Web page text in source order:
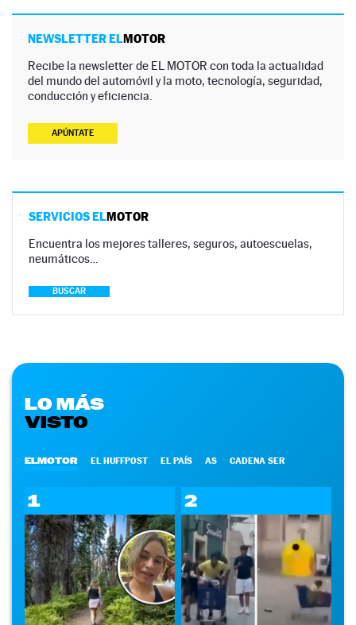
NEWSLETTER ELMOTOR
Recibe la newsletter de EL MOTOR con toda la actualidad
del mundo del automóvil y la moto, tecnología, seguridad,
conducción y eficiencia.
APÚNTATE
SERVICIOS ELMOTOR
Encuentra los mejores talleres, seguros, autoescuelas,
neumáticos…
BUSCAR
LO MÁS
VISTO
ELMOTOR EL HUFFPOST EL PAÍS AS CADENA SER
1 2